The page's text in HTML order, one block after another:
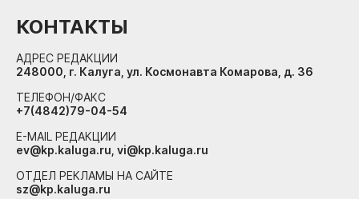
КОНТАКТЫ
АДРЕС РЕДАКЦИИ
248000, г. Калуга, ул. Космонавта Комарова, д. 36
ТЕЛЕФОН/ФАКС
+7(4842)79-04-54
E-MAIL РЕДАКЦИИ
ev@kp.kaluga.ru, vi@kp.kaluga.ru
ОТДЕЛ РЕКЛАМЫ НА САЙТЕ
sz@kp.kaluga.ru